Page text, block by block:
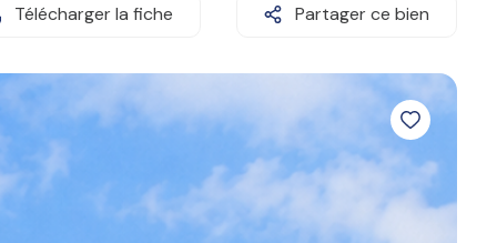
Télécharger la fiche Partager ce bien